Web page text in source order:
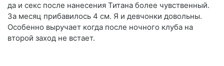
да и секс после нанесения Титана более чувственный.
За месяц прибавилось 4 см. Я и девчонки довольны.
Особенно выручает когда после ночного клуба на
второй заход не встает.